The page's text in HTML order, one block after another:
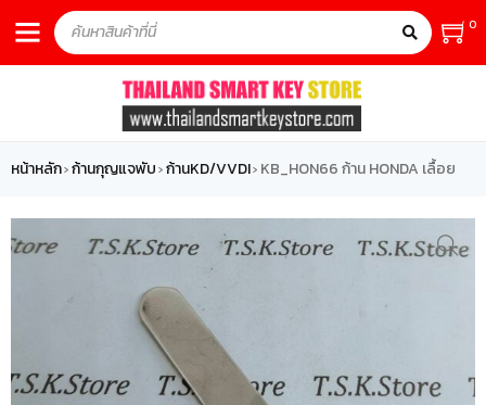
0
หน้าหลัก›ก้านกุญแจพับ›ก้านKD/VVDI› KB_HON66 ก้าน HONDA เลื้อย